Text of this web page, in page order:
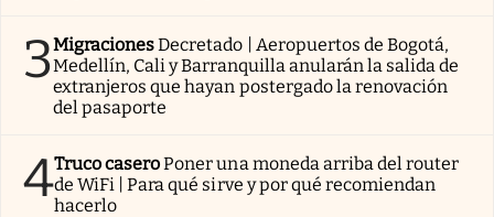
3MigracionesDecretado | Aeropuertos de Bogotá,
Medellín, Cali y Barranquilla anularán la salida de
extranjeros que hayan postergado la renovación
del pasaporte
4Truco caseroPoner una moneda arriba del router
de WiFi | Para qué sirve y por qué recomiendan
hacerlo